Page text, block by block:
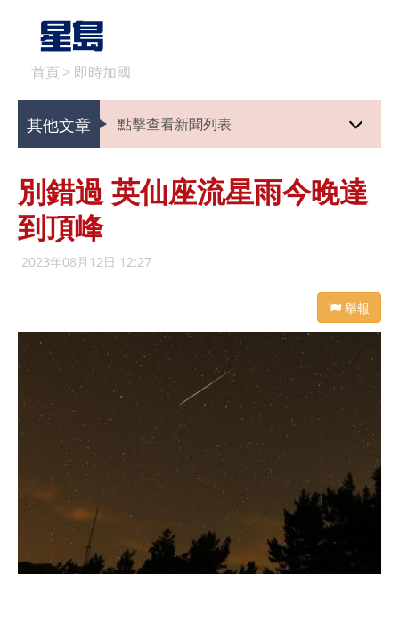
首頁 > 即時加國
其他文章 點擊查看新聞列表
別錯過 英仙座流星雨今晚達
到頂峰
2023年08月12日 12:27
舉報